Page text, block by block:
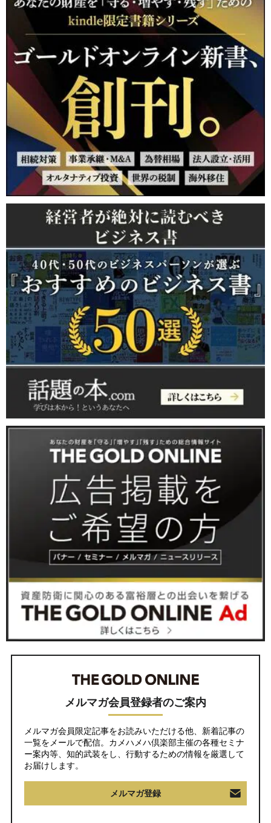
メルマガ会員登録者のご案内
メルマガ会員限定記事をお読みいただける他、新着記事の
一覧をメールで配信。カメハメハ倶楽部主催の各種セミナ
ー案内等、知的武装をし、行動するための情報を厳選して
お届けします。
メルマガ登録